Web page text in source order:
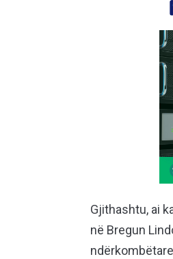
Gjithashtu, ai
në Bregun